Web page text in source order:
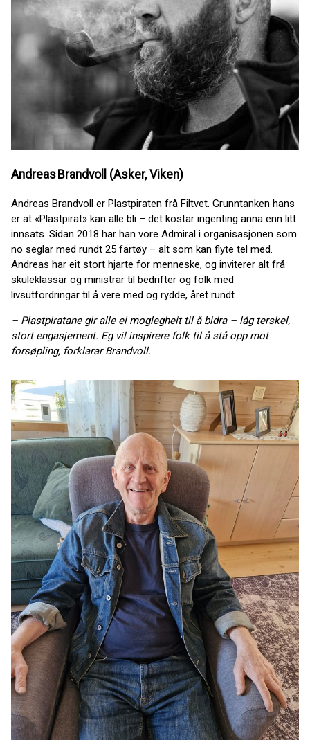
Andreas Brandvoll (Asker, Viken)
Andreas Brandvoll er Plastpiraten frå Filtvet. Grunntanken hans
er at «Plastpirat» kan alle bli – det kostar ingenting anna enn litt
innsats. Sidan 2018 har han vore Admiral i organisasjonen som
no seglar med rundt 25 fartøy – alt som kan flyte tel med.
Andreas har eit stort hjarte for menneske, og inviterer alt frå
skuleklassar og ministrar til bedrifter og folk med
livsutfordringar til å vere med og rydde, året rundt.
– Plastpiratane gir alle ei moglegheit til å bidra – låg terskel,
stort engasjement. Eg vil inspirere folk til å stå opp mot
forsøpling, forklarar Brandvoll.